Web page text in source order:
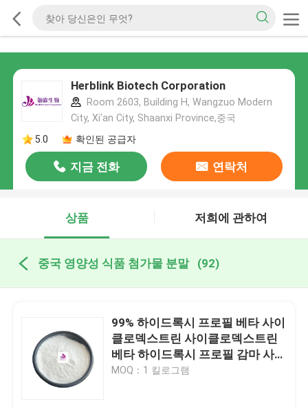
Herblink Biotech Corporation
Room 2603, Building H, Wangzuo Modern
City, Xi'an City, Shaanxi Province,중국
5.0
확인된 공급자
지금 전화 연락처
상품 저희에 관하여
중국 영양성 식품 첨가물 분말 (92)
99% 하이드록시 프로필 베타 사이
클로덱스트린 사이클로덱스트린
베타 하이드록시 프로필 감마 사이
클로덱스트린
MOQ：1 킬로그램